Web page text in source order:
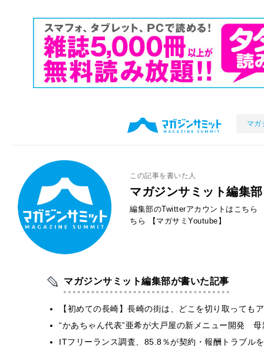
マガ
この記事を書いた人
マガジンサミット編集部
編集部のTwitterアカウントはこちら
ちら
【マガサミYoutube】
マガジンサミット編集部が書いた記事
【初めての長崎】長崎の街は、どこを切り取って
“かあちゃん代表”亜希が大戸屋の新メニュー開発
ITフリーランス調査、85.8％が契約・報酬トラブ